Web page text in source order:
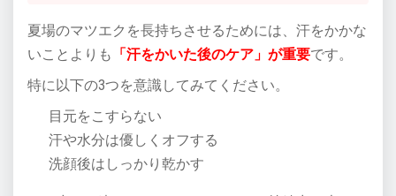
夏場のマツエクを長持ちさせるためには、汗をかかな
いことよりも 「汗をかいた後のケア」が重要です。
特に以下の3つを意識してみてください。
目元をこすらない
汗や水分は優しくオフする
洗顔後はしっかり乾かす